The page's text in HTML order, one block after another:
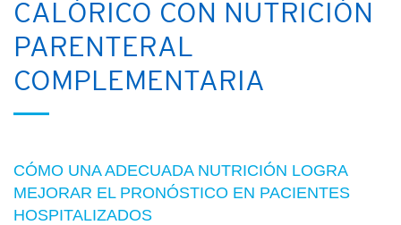
CALÓRICO CON NUTRICIÓN
PARENTERAL
COMPLEMENTARIA
CÓMO UNA ADECUADA NUTRICIÓN LOGRA
MEJORAR EL PRONÓSTICO EN PACIENTES
HOSPITALIZADOS